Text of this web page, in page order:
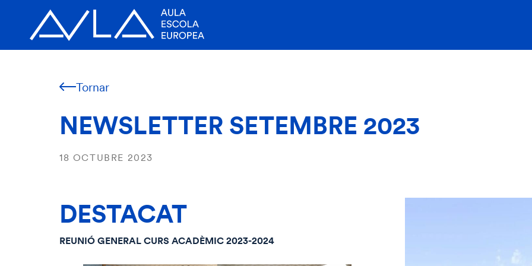
Tornar
NEWSLETTER SETEMBRE 2023
18 OCTUBRE 2023
DESTACAT
REUNIÓ GENERAL CURS ACADÈMIC 2023-2024